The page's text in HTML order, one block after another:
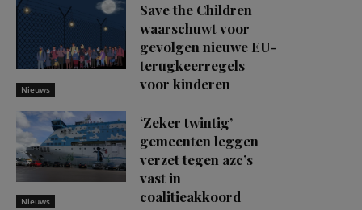
Nieuws
Save the Children
waarschuwt voor
gevolgen nieuwe EU-
terugkeerregels
voor kinderen
Nieuws
‘Zeker twintig’
gemeenten leggen
verzet tegen azc’s
vast in
coalitieakkoord